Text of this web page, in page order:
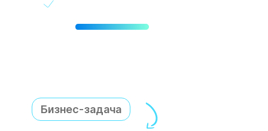
Бизнес-задача